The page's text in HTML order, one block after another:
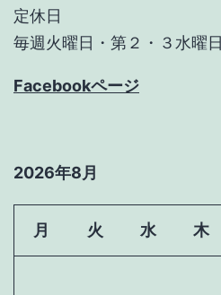
定休日
毎週火曜日・第２・３水曜日
Facebookページ
2026年8月
月 火 水 木